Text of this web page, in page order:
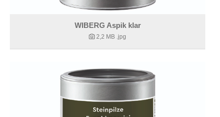
WIBERG Aspik klar
2,2 MB .jpg